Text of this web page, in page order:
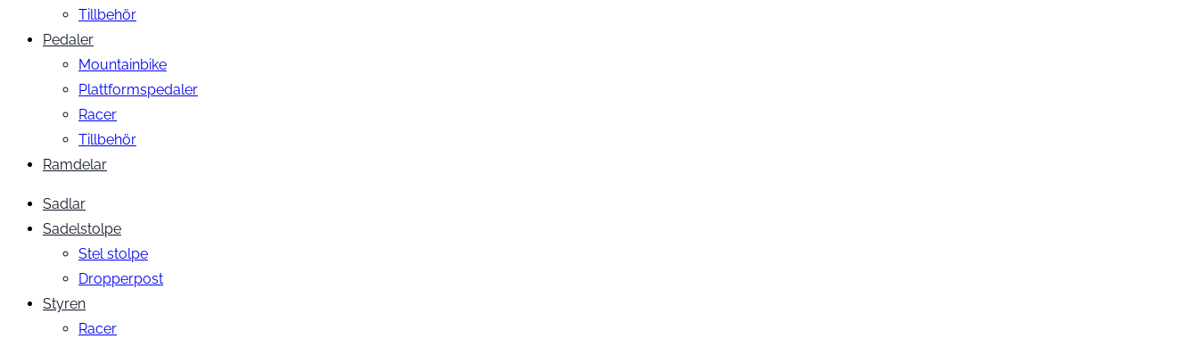
Tillbehör
Pedaler
Mountainbike
Plattformspedaler
Racer
Tillbehör
Ramdelar
Sadlar
Sadelstolpe
Stel stolpe
Dropperpost
Styren
Racer